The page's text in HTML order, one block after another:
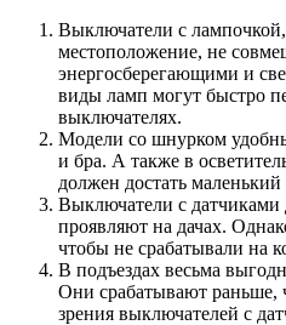
Выключатели с
местоположение, не
энергосберегающими и
виды ламп могут быстро
выключателях.
Модели со шнурком
и бра. А также в
должен достать маленький
Выключатели с
проявляют на дачах.
чтобы не срабатывали на
В подъездах весьма
Они срабатывают раньше,
зрения выключателей с